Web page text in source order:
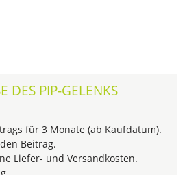
DES PIP-GELENKS
für 3 Monate (ab Kaufdatum).
Beitrag.
Liefer- und Versandkosten.